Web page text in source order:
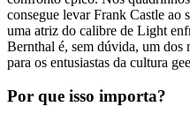
consegue levar Frank Castle ao
uma atriz do calibre de Light
Bernthal é, sem dúvida, um dos
para os entusiastas da cultura
Por que isso importa?